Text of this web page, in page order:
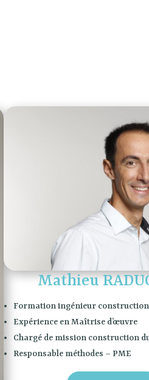
Mathieu
Formation ingénieur
Expérience en Maîtrise d’œuvre
Chargé de mission construction
Responsable méthodes – PME